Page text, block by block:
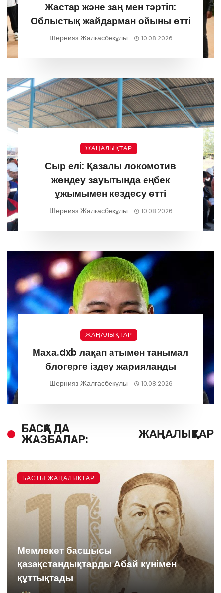
Жастар және заң мен тәртіп:
Облыстық жайдарман ойыны өтті
Шернияз Жалғасбекұлы 10.08.2026
ЖАҢАЛЫҚТАР
Сыр елі: Қазалы локомотив
жөндеу зауытында еңбек
ұжымымен кездесу өтті
Шернияз Жалғасбекұлы 10.08.2026
ЖАҢАЛЫҚТАР
Маха.dxb лақап атымен танымал
блогерге іздеу жарияланды
Шернияз Жалғасбекұлы 10.08.2026
БАСҚА ДА
ЖАЗБАЛАР:
ЖАҢАЛЫҚТАР
Мемлекет басшысы
қазақстандықтарды Абай күнімен
құттықтады
БАСТЫ ЖАҢАЛЫҚТАР